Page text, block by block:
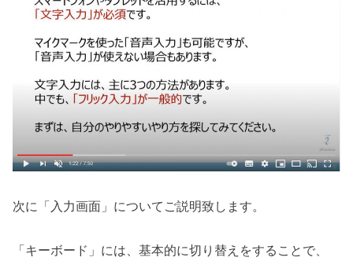
次に「入力画面」についてご説明致します。
「キーボード」には、基本的に切り替えをすることで、